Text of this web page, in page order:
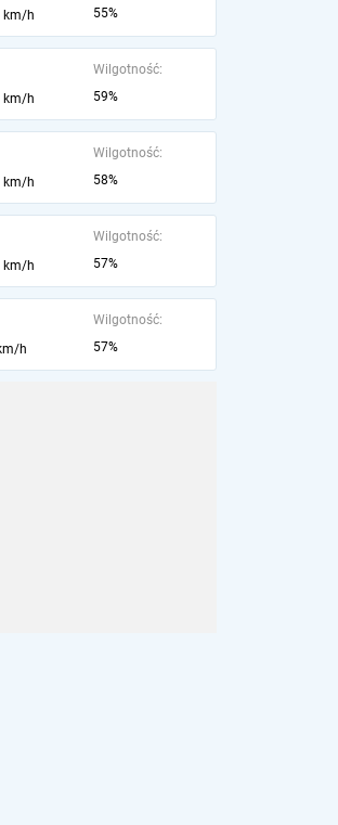
km/h
55%
km/h
Wilgotność:
59%
km/h
Wilgotność:
58%
km/h
Wilgotność:
57%
h
Wilgotność:
57%